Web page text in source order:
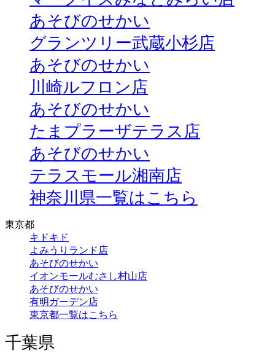
あそびのせかい
グランツリー武蔵小杉店
あそびのせかい
川崎ルフロン店
あそびのせかい
たまプラーザテラス店
あそびのせかい
テラスモール湘南店
神奈川県一覧はこちら
東京都
キドキド
よみうりランド店
あそびのせかい
イオンモールむさし村山店
あそびのせかい
有明ガーデン店
東京都一覧はこちら
千葉県